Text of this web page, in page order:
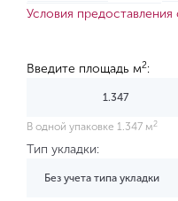
Условия
Введите площадь м2:
В одной упаковке 1.347 м 2
Тип укладки:
Без учета типа укладки